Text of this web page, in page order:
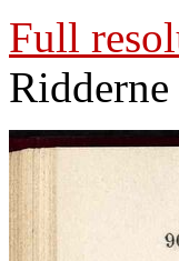
Full
Ridderne